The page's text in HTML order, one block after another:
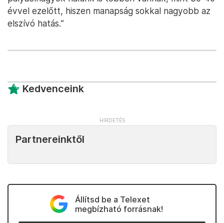
évvel ezelőtt, hiszen manapság sokkal nagyobb az
elszívó hatás.”
Kedvenceink
Partnereinktől
Állítsd be a Telexet
megbízható forrásnak!